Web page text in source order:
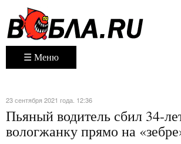
☰ Меню
23 сентября 2021 года. 12:36
Пьяный водитель сбил 34-
вологжанку прямо на